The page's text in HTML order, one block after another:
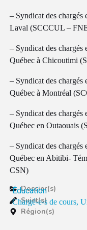
– Syndicat des chargés
Laval (SCCCUL –
– Syndicat des chargés
Québec à Chicoutimi
– Syndicat des chargés
Québec à Montréal
– Syndicat des chargés
Québec en Outaouais
– Syndicat des chargés
Québec en Abitibi-
CSN)
Dossier(s)
Éducation
Sujet(s)
Chargé-e-s de cours,
Région(s)